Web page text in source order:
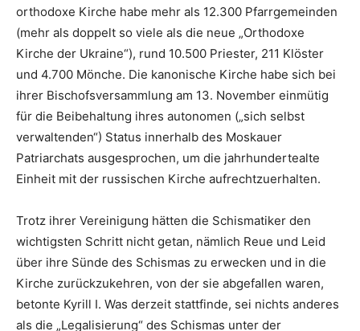
orthodoxe Kirche habe mehr als 12.300 Pfarrgemeinden
(mehr als doppelt so viele als die neue „Orthodoxe
Kirche der Ukraine“), rund 10.500 Priester, 211 Klöster
und 4.700 Mönche. Die kanonische Kirche habe sich bei
ihrer Bischofsversammlung am 13. November einmütig
für die Beibehaltung ihres autonomen („sich selbst
verwaltenden“) Status innerhalb des Moskauer
Patriarchats ausgesprochen, um die jahrhundertealte
Einheit mit der russischen Kirche aufrechtzuerhalten.
Trotz ihrer Vereinigung hätten die Schismatiker den
wichtigsten Schritt nicht getan, nämlich Reue und Leid
über ihre Sünde des Schismas zu erwecken und in die
Kirche zurückzukehren, von der sie abgefallen waren,
betonte Kyrill I. Was derzeit stattfinde, sei nichts anderes
als die „Legalisierung“ des Schismas unter der